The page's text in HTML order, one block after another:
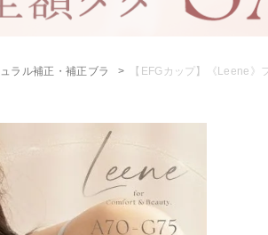
ラル補正・補正ブラ 【EFGカップ】《Leene》